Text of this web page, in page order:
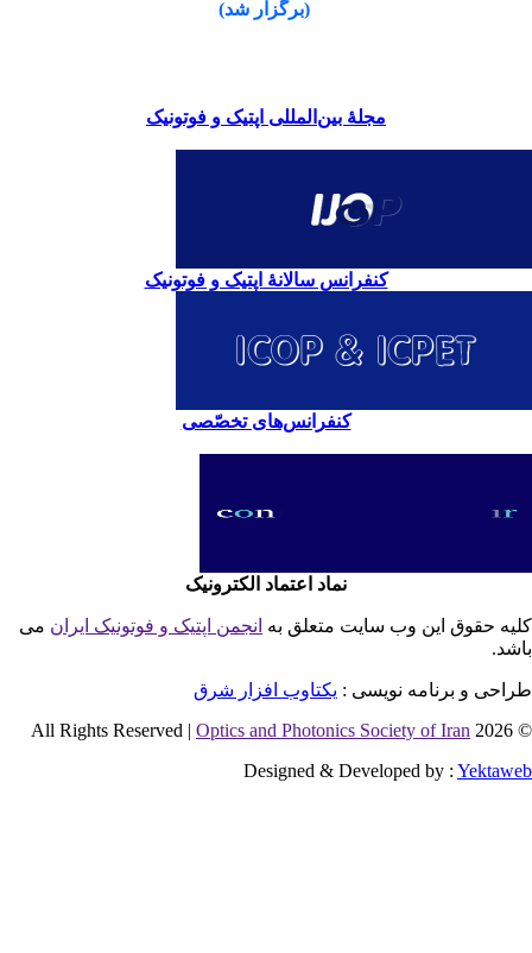
(برگزار شد)
مجلۀ بین‌المللی اپتیک و فوتونیک
کنفرانس سالانۀ اپتیک و فوتونیک
کنفرانس‌های تخصّصی
نماد اعتماد الکترونیک
حقوق این وب سایت متعلق بهانجمن اپتیک و فوتونیک ایران می
و برنامه نویسی : یکتاوب افزار شرق
©
Optics and Photonics Society of Iran
Designed & Developed by :